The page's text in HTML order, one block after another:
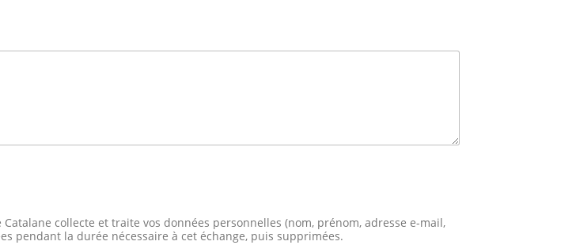
collecte et traite vos données personnelles (nom, prénom, adresse e-mail,
pendant la durée nécessaire à cet échange, puis supprimées.